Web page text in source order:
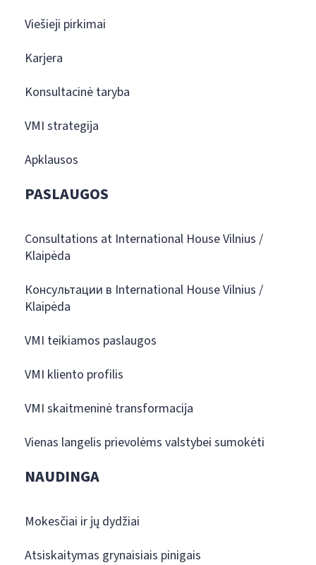
Viešieji pirkimai
Karjera
Konsultacinė taryba
VMI strategija
Apklausos
PASLAUGOS
Consultations at International House Vilnius /
Klaipėda
Консультации в International House Vilnius /
Klaipėda
VMI teikiamos paslaugos
VMI kliento profilis
VMI skaitmeninė transformacija
Vienas langelis prievolėms valstybei sumokėti
NAUDINGA
Mokesčiai ir jų dydžiai
Atsiskaitymas grynaisiais pinigais